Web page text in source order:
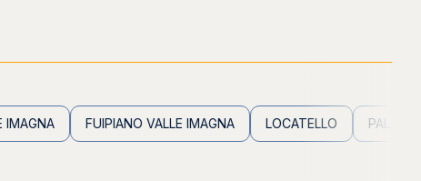
FUIPIANO VALLE IMAGNA LOCATELLO PALADINA